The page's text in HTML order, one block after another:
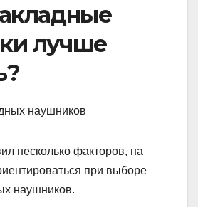
лучше
несколько факторов, на
при выборе
наушников.